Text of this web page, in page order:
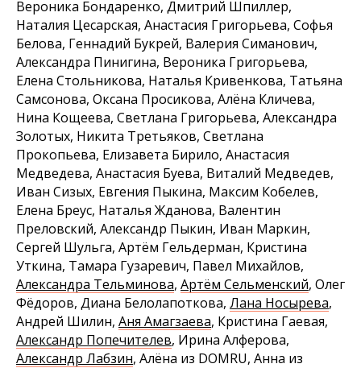
Вероника Бондаренко, Дмитрий Шпиллер,
Наталия Цесарская, Анастасия Григорьева, Софья
Белова, Геннадий Букрей, Валерия Симанович,
Александра Пинигина, Вероника Григорьева,
Елена Стольникова, Наталья Кривенкова, Татьяна
Самсонова, Оксана Просикова, Алёна Кличева,
Нина Кощеева, Светлана Григорьева, Александра
Золотых, Никита Третьяков, Светлана
Прокопьева, Елизавета Бирило, Анастасия
Медведева, Анастасия Буева, Виталий Медведев,
Иван Сизых, Евгения Пыкина, Максим Кобелев,
Елена Бреус, Наталья Жданова, Валентин
Преловский, Александр Пыкин, Иван Маркин,
Сергей Шульга, Артём Гельдерман, Кристина
Уткина, Тамара Гузаревич, Павел Михайлов,
Александра Тельминова, Артём Сельменский, Олег
Фёдоров, Диана Белолапоткова, Лана Носырева,
Андрей Шилин, Аня Амагзаева, Кристина Гаевая,
Александр Попечителев, Ирина Алферова,
Александр Лабзин, Алёна из DOMRU, Анна из